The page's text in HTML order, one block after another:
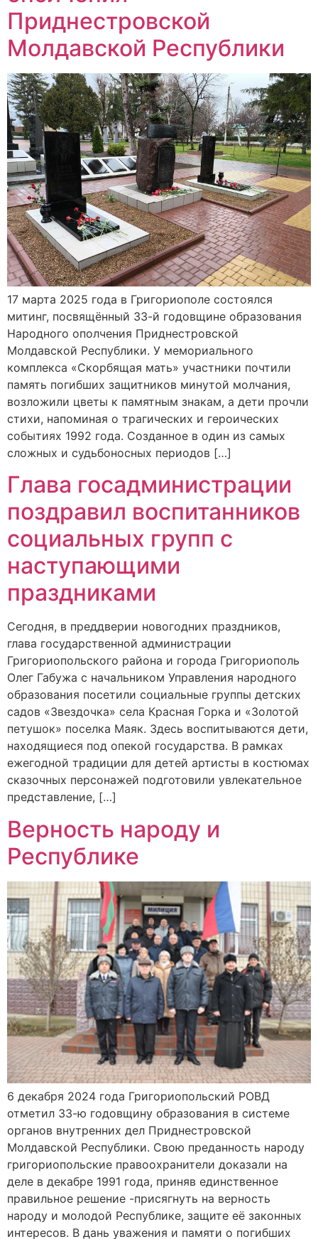
Приднестровской
Молдавской Республики
17 марта 2025 года в Григориополе состоялся
митинг, посвящённый 33-й годовщине образования
Народного ополчения Приднестровской
Молдавской Республики. У мемориального
комплекса «Скорбящая мать» участники почтили
память погибших защитников минутой молчания,
возложили цветы к памятным знакам, а дети прочли
стихи, напоминая о трагических и героических
событиях 1992 года. Созданное в один из самых
сложных и судьбоносных периодов […]
Глава госадминистрации
поздравил воспитанников
социальных групп с
наступающими
праздниками
Сегодня, в преддверии новогодних праздников,
глава государственной администрации
Григориопольского района и города Григориополь
Олег Габужа с начальником Управления народного
образования посетили социальные группы детских
садов «Звездочка» села Красная Горка и «Золотой
петушок» поселка Маяк. Здесь воспитываются дети,
находящиеся под опекой государства. В рамках
ежегодной традиции для детей артисты в костюмах
сказочных персонажей подготовили увлекательное
представление, […]
Верность народу и
Республике
6 декабря 2024 года Григориопольский РОВД
отметил 33-ю годовщину образования в системе
органов внутренних дел Приднестровской
Молдавской Республики. Свою преданность народу
григориопольские правоохранители доказали на
деле в декабре 1991 года, приняв единственное
правильное решение -присягнуть на верность
народу и молодой Республике, защите её законных
интересов. В дань уважения и памяти о погибших